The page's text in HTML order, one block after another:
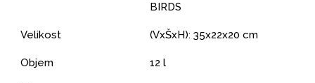
BIRDS
Velikost (VxŠxH): 35x22x20 cm
Objem 12 l